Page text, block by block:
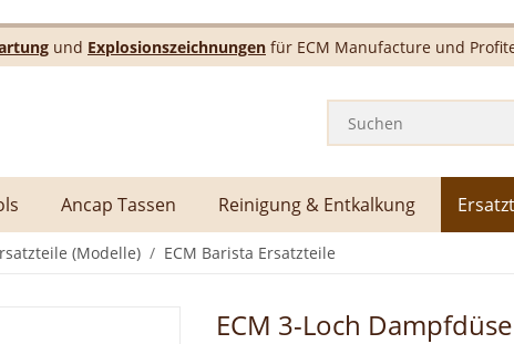
und Explosionszeichnungen für ECM Manufacture und
Ancap Tassen Reinigung & Entkalkung
(Modelle) ECM Barista Ersatzteile
ECM 3-Loch